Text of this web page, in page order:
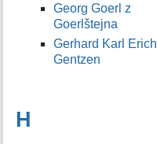
Georg Goerl z
Goerlštejna
Gerhard Karl Erich
Gentzen
H